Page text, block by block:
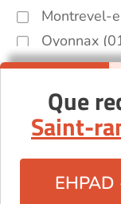
Montrevel-
Oyonnax
Saint-
Saint-
Saint-
Saint-
Saint-
Thoiry
Que
Saint-